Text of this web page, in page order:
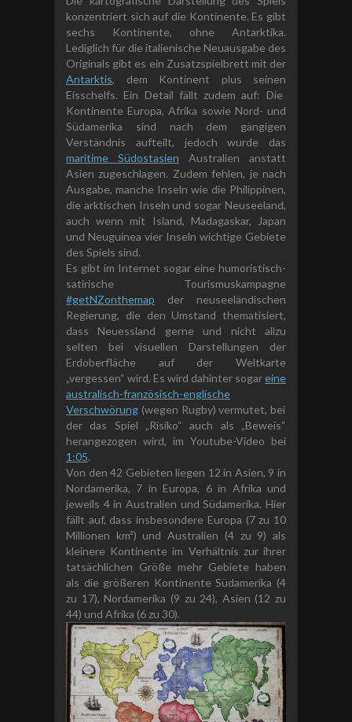
konzentriert sich auf die Kontinente. Es gibt
sechs Kontinente, ohne Antarktika.
L ediglich für die italienische Neuausgabe des
Originals gibt es ein Zusatzspielbrett mit der
Antarktis, dem Kontinent plus seinen
Eisschelfs. Ein Detail fällt zudem auf: Die
Kontinente Europa, Afrika sowie Nord- und
Südamerika sind nach dem gängigen
Verständnis aufteilt, jedoch wurde das
maritime Südostasien Australien anstatt
Asien zugeschlagen. Zudem fehlen, je nach
Ausgabe, manche Inseln wie die Philippinen,
die arktischen Inseln und sogar Neuseeland,
auch wenn mit Island, Madagaskar, Japan
und Neuguinea vier Inseln wichtige Gebiete
des Spiels sind.
Es gibt im Internet sogar eine humoristisch-
satirische Tourismuskampagne
#getNZonthemap der neuseeländischen
Regierung, die den Umstand thematisiert,
dass Neuessland gerne und nicht allzu
selten bei visuellen Darstellungen der
Erdoberfläche auf der Weltkarte
„vergessen“ wird. Es wird dahinter sogareine
australisch-französisch-englische
Verschwörung (wegen Rugby) vermutet, bei
der das Spiel „Risiko“ auch als „Beweis“
herangezogen wird, im Youtube-Video bei
1:05.
Von den 42 Gebieten liegen 12 in Asien, 9 in
Nordamerika, 7 in Europa, 6 in Afrika und
jeweils 4 in Australien und Südamerika. Hier
fällt auf, dass insbesondere Europa (7 zu 10
Millionen km²) und Australien (4 zu 9) als
kleinere Kontinente im Verhältnis zur ihrer
tatsächlichen Größe mehr Gebiete haben
als die größeren Kontinente Südamerika (4
zu 17), Nordamerika (9 zu 24), Asien (12 zu
44) und Afrika (6 zu 30).